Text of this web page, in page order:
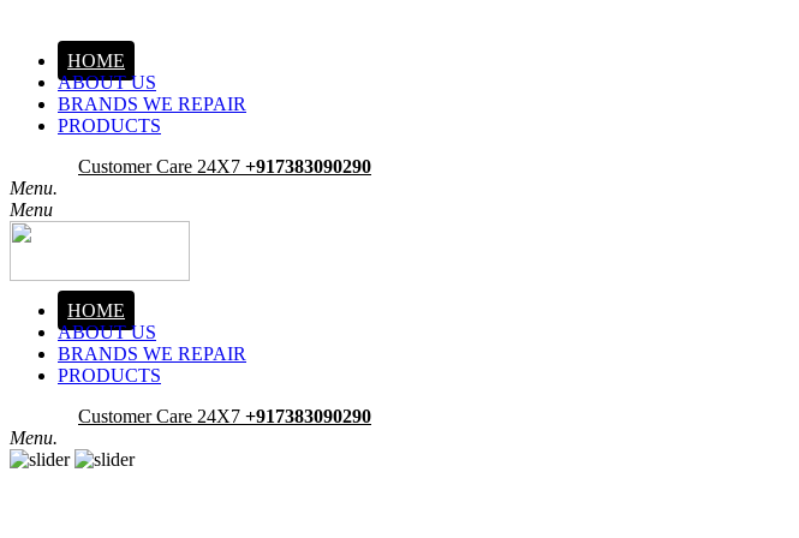
HOME
ABOUT US
BRANDS WE REPAIR
PRODUCTS
Customer Care 24X7 +917383090290
Menu.
Menu
HOME
ABOUT US
BRANDS WE REPAIR
PRODUCTS
Customer Care 24X7 +917383090290
Menu.